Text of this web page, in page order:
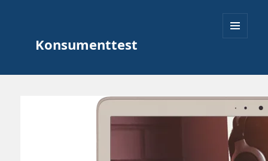
Konsumenttest
OCH
WIDGETS